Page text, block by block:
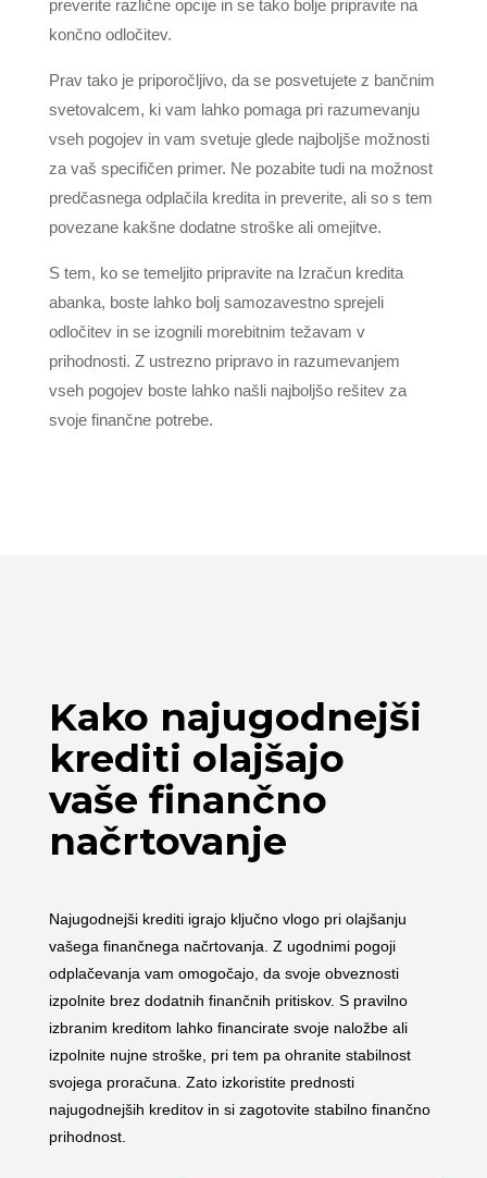
preverite različne opcije in se tako bolje pripravite na
končno odločitev.
Prav tako je priporočljivo, da se posvetujete z bančnim
svetovalcem, ki vam lahko pomaga pri razumevanju
vseh pogojev in vam svetuje glede najboljše možnosti
za vaš specifičen primer. Ne pozabite tudi na možnost
predčasnega odplačila kredita in preverite, ali so s tem
povezane kakšne dodatne stroške ali omejitve.
S tem, ko se temeljito pripravite na Izračun kredita
abanka, boste lahko bolj samozavestno sprejeli
odločitev in se izognili morebitnim težavam v
prihodnosti. Z ustrezno pripravo in razumevanjem
vseh pogojev boste lahko našli najboljšo rešitev za
svoje finančne potrebe.
Kako najugodnejši
krediti olajšajo
vaše finančno
načrtovanje
Najugodnejši krediti igrajo ključno vlogo pri olajšanju
vašega finančnega načrtovanja. Z ugodnimi pogoji
odplačevanja vam omogočajo, da svoje obveznosti
izpolnite brez dodatnih finančnih pritiskov. S pravilno
izbranim kreditom lahko financirate svoje naložbe ali
izpolnite nujne stroške, pri tem pa ohranite stabilnost
svojega proračuna. Zato izkoristite prednosti
najugodnejših kreditov in si zagotovite stabilno finančno
prihodnost.